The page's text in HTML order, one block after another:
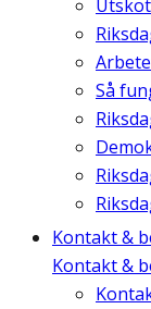
Så
Kontakt &
Kontakt &